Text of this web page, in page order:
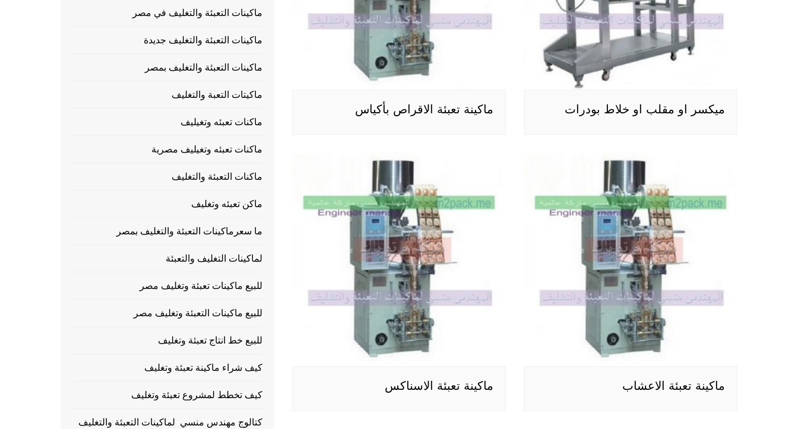
ميكسر او مقلب او خلاط بودرات ماكينة تعبئة الاقراص بأكياس
ماكينة تعبئة الاعشاب ماكينة تعبئة الاسناكس
ماكينات التعبئة والتغليف في مصر
ماكينات التعبئة والتغليف جديدة
ماكينات التعبئة والتغليف بمصر
ماكيتات التعبة والتغليف
ماكنات تعبئه وتغيليف
ماكنات تعبئه وتغيليف مصرية
ماكنات التعبئة والتغليف
ماكن تعبئه وتغليف
ما سعرماكينات التعبئة والتغليف بمصر
لماكينات التغليف والتعبئة
للبيع ماكينات تعبئة وتغليف مصر
للبيع ماكينات التعبئة وتغليف مصر
للبيع خط انتاج تعبئة وتغليف
كيف شراء ماكينة تعبئة وتغليف
كيف تخطط لمشروع تعبئة وتغليف
كتالوج مهندس منسي لماكينات التعبئة والتغليف